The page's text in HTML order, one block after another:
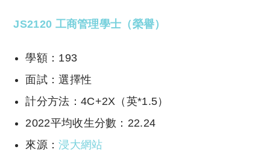
JS2120 工商管理學士（榮譽）
學額：193
面試：選擇性
計分方法：4C+2X（英*1.5）
2022平均收生分數：22.24
來源：浸大網站